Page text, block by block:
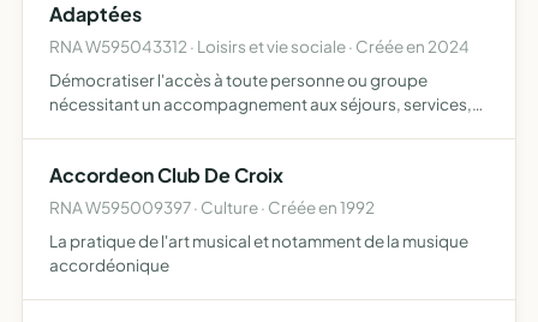
Adaptées
RNA W595043312 · Loisirs et vie sociale · Créée en 2024
Démocratiser l'accès à toute personne ou groupe
nécessitant un accompagnement aux séjours, services,
Accordeon Club De Croix
RNA W595009397 · Culture · Créée en 1992
La pratique de l'art musical et notamment de la musique
accordéonique